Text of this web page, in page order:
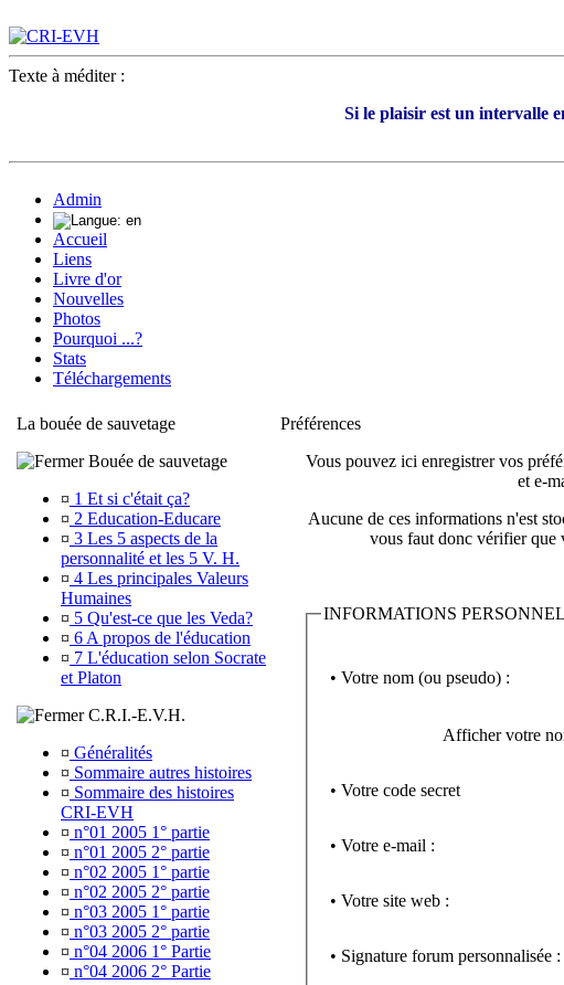
Texte à méditer :
Si le plaisir est un intervalle
Admin
Accueil
Liens
Livre d'or
Nouvelles
Photos
Pourquoi ...?
Stats
Téléchargements
La bouée de sauvetage
Bouée de sauvetage
¤ 1 Et si c'était ça?
¤ 2 Education-Educare
¤ 3 Les 5 aspects de la
personnalité et les 5 V. H.
¤ 4 Les principales Valeurs
Humaines
¤ 5 Qu'est-ce que les Veda?
¤ 6 A propos de l'éducation
¤ 7 L'éducation selon Socrate
et Platon
C.R.I.-E.V.H.
¤ Généralités
¤ Sommaire autres histoires
¤ Sommaire des histoires
CRI-EVH
¤ n°01 2005 1° partie
¤ n°01 2005 2° partie
¤ n°02 2005 1° partie
¤ n°02 2005 2° partie
¤ n°03 2005 1° partie
¤ n°03 2005 2° partie
¤ n°04 2006 1° Partie
¤ n°04 2006 2° Partie
Préférences
Vous pouvez ici enregistrer vos
et e-
Aucune de ces informations n'est
vous faut donc vérifier que
INFORMATIONS
• Votre nom (ou pseudo) :
Afficher votre
• Votre code secret
• Votre e-mail :
• Votre site web :
• Signature forum personnalisée :